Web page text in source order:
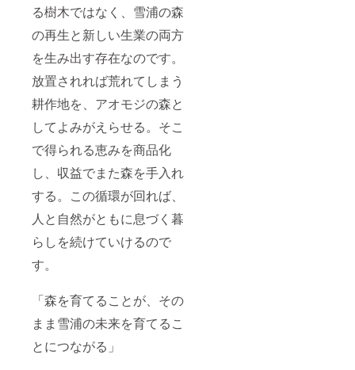
る樹木ではなく、雪浦の森
の再生と新しい生業の両方
を生み出す存在なのです。
放置されれば荒れてしまう
耕作地を、アオモジの森と
してよみがえらせる。そこ
で得られる恵みを商品化
し、収益でまた森を手入れ
する。この循環が回れば、
人と自然がともに息づく暮
らしを続けていけるので
す。
「森を育てることが、その
まま雪浦の未来を育てるこ
とにつながる」